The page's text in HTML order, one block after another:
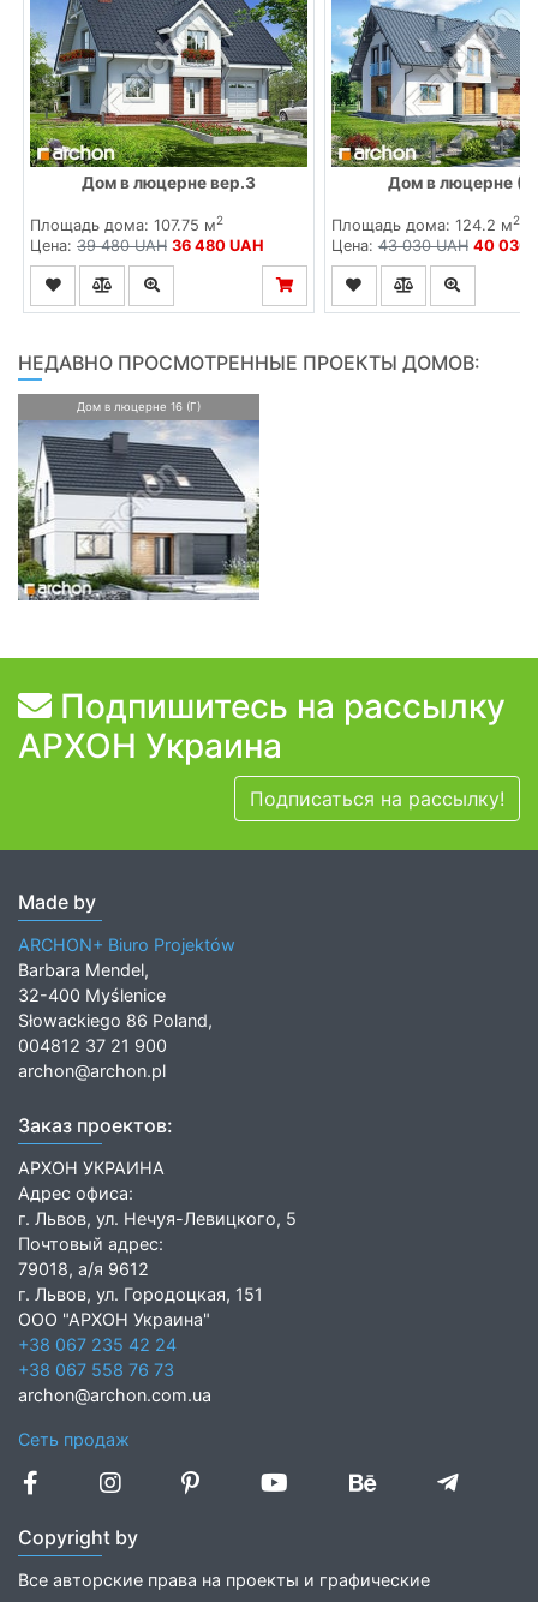
Дом в люцерне вер.3
Площадь дома: 107.75 м2
Цена: 39 480 UAH 36 480 UAH
Дом в люцерне
Площадь дома: 124.2 м2
Цена:43 030 UAH 40 030
НЕДАВНО ПРОСМОТРЕННЫЕ ПРОЕКТЫ ДОМОВ:
Дом в люцерне 16 (Г)
Подпишитесь на рассылку
АРХОН Украина
Подписаться на рассылку!
Made by
ARCHON+ Biuro Projektów
Barbara Mendel,
32-400 Myślenice
Słowackiego 86 Poland,
004812 37 21 900
archon@archon.pl
Заказ проектов:
АРХОН УКРАИНА
Адрес офиса:
г. Львов, ул. Нечуя-Левицкого, 5
Почтовый адрес:
79018, а/я 9612
г. Львов, ул. Городоцкая, 151
ООО "АРХОН Украина"
+38 067 235 42 24
+38 067 558 76 73
archon@archon.com.ua
Сеть продаж
Copyright by
Все авторские права на проекты и графические